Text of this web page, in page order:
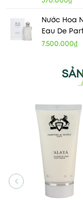
Nước Hoa
Eau De
7.500.000₫